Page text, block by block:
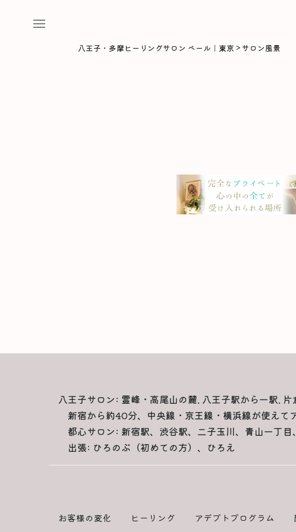
八王子・多摩ヒーリングサロン ベール｜東京 > サロン風景
八王子サロン: 霊峰・高尾山の麓. 八王子駅から一駅. 片
新宿から約40分、中央線・京王線・横浜線が使えて
都心サロン: 新宿駅、渋谷駅、二子玉川、青山一丁目
出張: ひろのぶ（初めての方）、ひろえ
お客様の変化 ヒーリング アデプトプログラム